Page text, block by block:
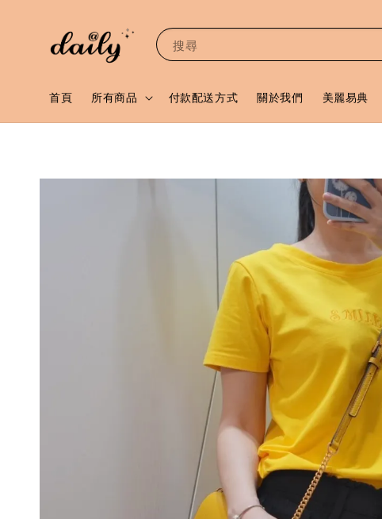
搜尋
首頁 所有商品 付款配送方式 關於我們 美麗易典